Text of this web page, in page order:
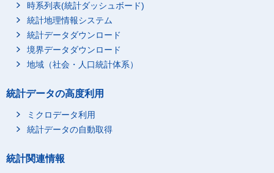
時系列表(統計ダッシュボード)
統計地理情報システム
統計データダウンロード
境界データダウンロード
地域（社会・人口統計体系）
統計データの高度利用
ミクロデータ利用
統計データの自動取得
統計関連情報